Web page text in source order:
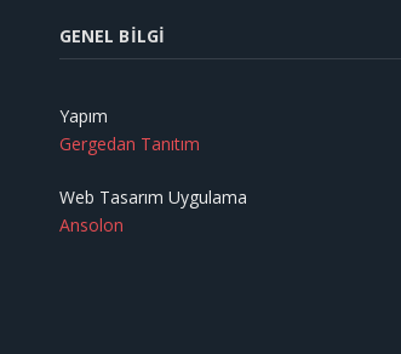
GENEL BILGI
Yapım
Gergedan Tanıtım
Web Tasarım Uygulama
Ansolon